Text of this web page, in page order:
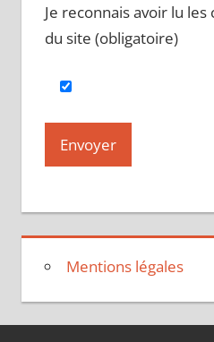
Je reconnais avoir lu
du site (obligatoire)
Mentions légales